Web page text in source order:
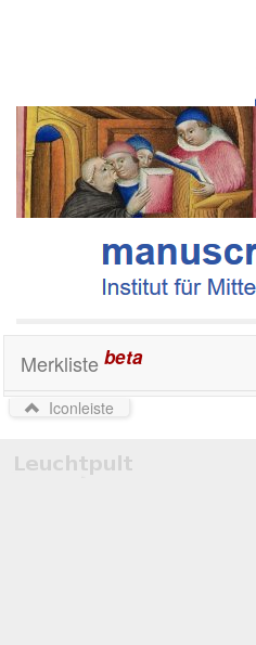
Merkliste beta
Iconleiste